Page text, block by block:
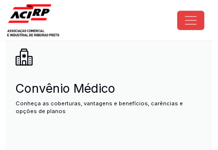
Pular para o conteúdo principal
ACIRP - Associação Comercial
Convênio Médico
Conheça as coberturas, vantagens e benefícios, carências e
opções de planos